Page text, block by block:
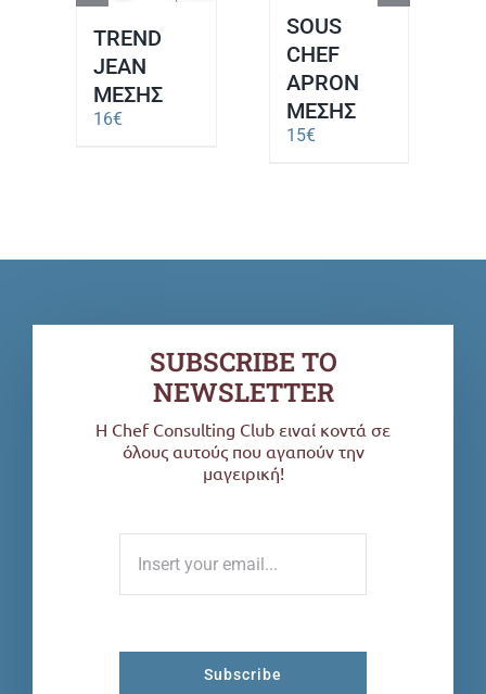
TREND
JEAN
ΜΕΣΗΣ
16€
SOUS
CHEF
APRON
ΜΕΣΗΣ
15€
SUBSCRIBE TO
NEWSLETTER
H Chef Consulting Club ειναί κοντά σε
όλους αυτούς που αγαπούν την
μαγειρική!
Subscribe